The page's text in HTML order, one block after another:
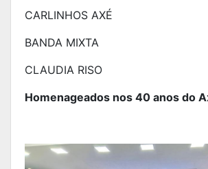
CARLINHOS AXÉ
BANDA MIXTA
CLAUDIA RISO
Homenageados nos 40 anos do